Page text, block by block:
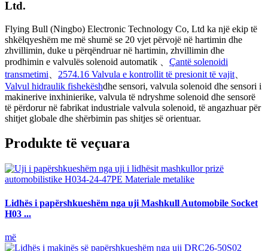
Ltd.
Flying Bull (Ningbo) Electronic Technology Co, Ltd ka një ekip të
shkëlqyeshëm me më shumë se 20 vjet përvojë në hartimin dhe
zhvillimin, duke u përqëndruar në hartimin, zhvillimin dhe
prodhimin e valvulës solenoid automatik 、 Çantë solenoidi
transmetimi
2574.16 Valvula e kontrollit të presionit të vajit
Valvul hidraulik fishekëshdhe sensori, valvula solenoid dhe sensori i
makinerive inxhinierike, valvula të ndryshme solenoid dhe sensorë
të përdorur në fabrikat industriale valvula solenoid, të angazhuar për
shitjet globale dhe shërbimin pas shitjes së orientuar.
Produkte të veçuara
Lidhës i papërshkueshëm nga uji Mashkull Automobile Socket
H03 ...
më